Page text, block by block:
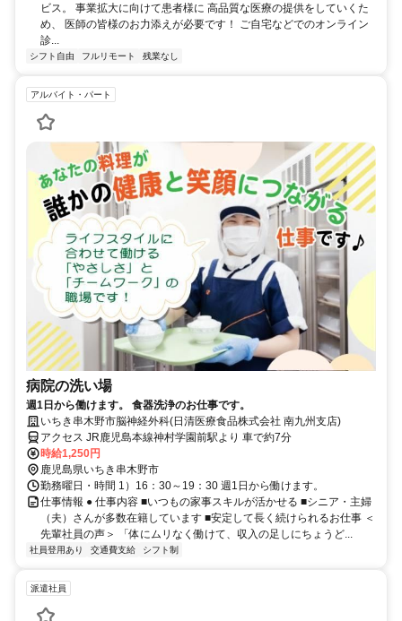
ビス。 事業拡大に向けて患者様に 高品質な医療の提供をしていくた
め、 医師の皆様のお力添えが必要です！ ご自宅などでのオンライン
診...
シフト自由 フルリモート 残業なし
アルバイト・パート
病院の洗い場
週1日から働けます。 食器洗浄のお仕事です。
いちき串木野市脳神経外科(日清医療食品株式会社 南九州支店)
アクセス JR鹿児島本線神村学園前駅より 車で約7分
時給1,250円
鹿児島県いちき串木野市
勤務曜日・時間 1）16：30～19：30 週1日から働けます。
仕事情報 ● 仕事内容 ■いつもの家事スキルが活かせる ■シニア・主婦
（夫）さんが多数在籍しています ■安定して長く続けられるお仕事 ＜
先輩社員の声＞ 「体にムリなく働けて、収入の足しにちょうど...
社員登用あり 交通費支給 シフト制
派遣社員